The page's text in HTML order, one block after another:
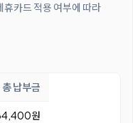
카드 적용 여부에 따라
총 납부금
원